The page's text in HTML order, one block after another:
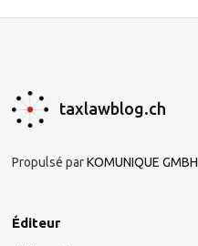
taxlawblog.ch
Propulsé parKOMUNIQUE GMBH
Éditeur